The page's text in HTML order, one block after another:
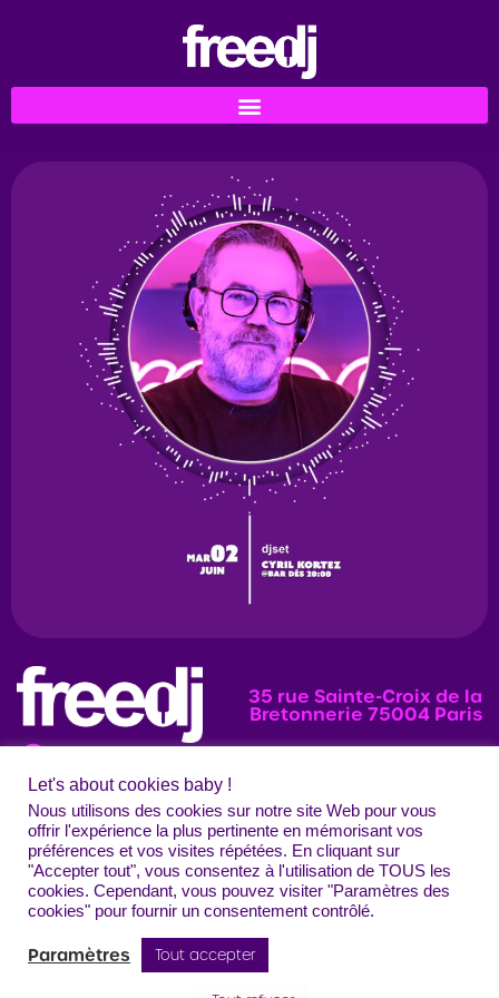
35 rue Sainte-Croix de la
Bretonnerie 75004 Paris
News Programmation Évènements
Photos
ContactMentions légalesConfidentialitéCGUCrédits
Freedj Paris – Tous droits réservés
Let's about cookies baby !
Nous utilisons des cookies sur notre site Web pour vous
offrir l'expérience la plus pertinente en mémorisant vos
préférences et vos visites répétées. En cliquant sur
"Accepter tout", vous consentez à l'utilisation de TOUS les
cookies. Cependant, vous pouvez visiter "Paramètres des
cookies" pour fournir un consentement contrôlé.
Paramètres Tout accepter